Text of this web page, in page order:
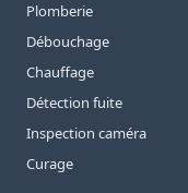
Plomberie
Débouchage
Chauffage
Détection fuite
Inspection caméra
Curage